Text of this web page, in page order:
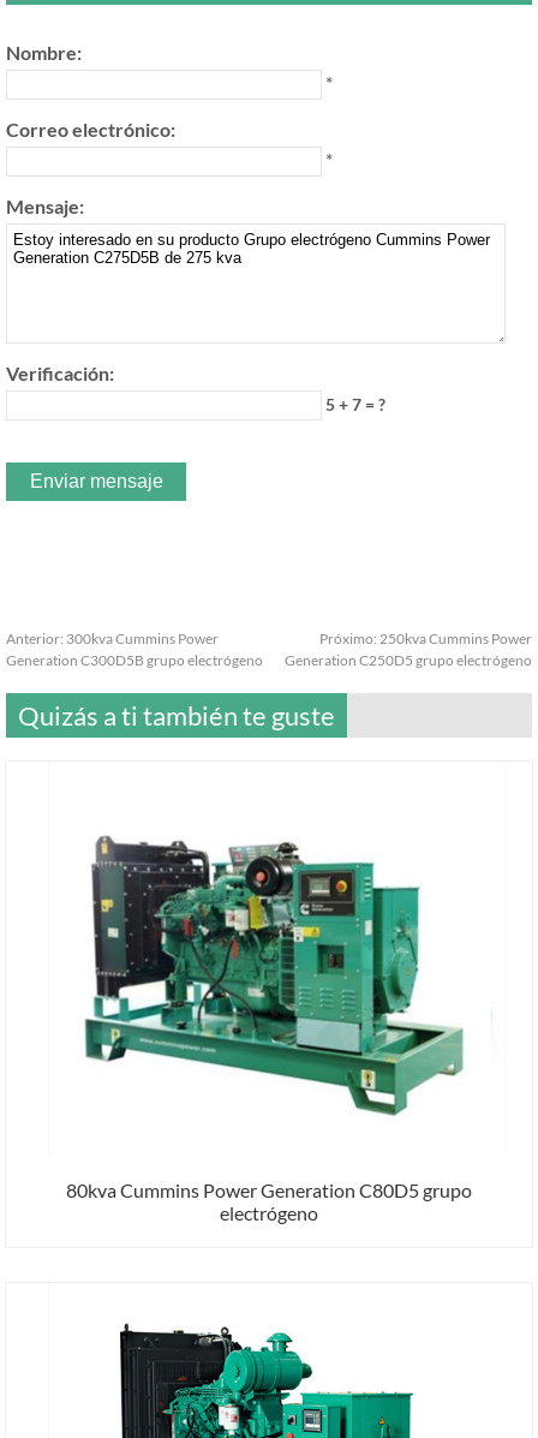
Nombre:
*
Correo electrónico:
*
Mensaje:
Verificación:
5 + 7 = ?
Anterior: 300kva Cummins Power
Generation C300D5B grupo electrógeno
Próximo: 250kva Cummins Power
Generation C250D5 grupo electrógeno
Quizás a ti también te guste
80kva Cummins Power Generation C80D5 grupo
electrógeno